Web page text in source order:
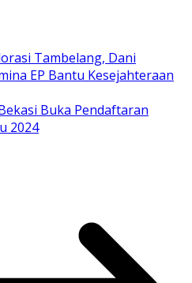
Tambelang, Dani
EP Bantu Kesejahteraan
Buka Pendaftaran
2024